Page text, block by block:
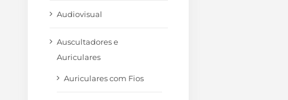
Audiovisual
Auscultadores e
Auriculares
Auriculares com Fios